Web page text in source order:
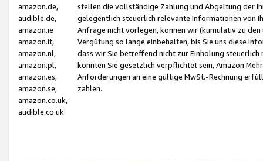
amazon.de,
audible.de,
amazon.ie
amazon.it,
amazon.nl,
amazon.pl,
amazon.es,
amazon.se,
amazon.co.uk,
audible.co.uk
stellen die vollständige Zahlung und Abgeltung der
gelegentlich steuerlich relevante Informationen von
Anfrage nicht vorlegen, können wir (kumulativ zu
Vergütung so lange einbehalten, bis Sie uns diese
dass wir Sie betreffend nicht zur Einholung
könnten Sie gesetzlich verpflichtet sein, Amazon
Anforderungen an eine gültige MwSt.-Rechnung
zahlen.